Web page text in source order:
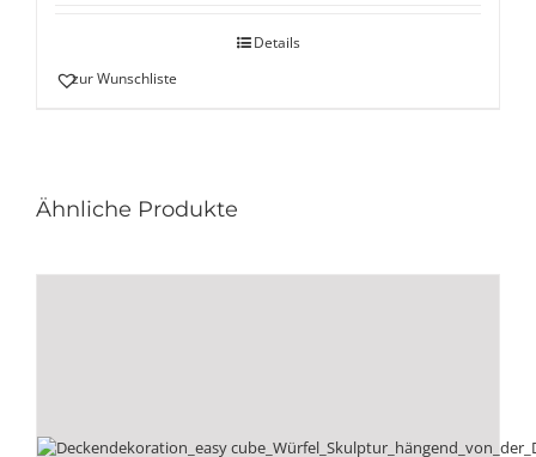
Details
zur Wunschliste
Ähnliche Produkte